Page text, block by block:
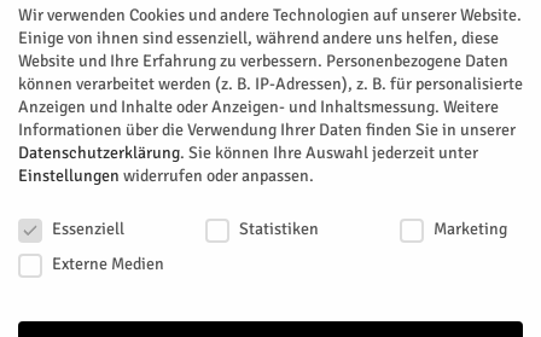
« Alle Veranstaltungen
Diese Veranstaltung hat bereits stattgefunden.
Die Fabelmans
Wir verwenden Cookies und andere Technologien auf unserer Website.
Einige von ihnen sind essenziell, während andere uns helfen, diese
Website und Ihre Erfahrung zu verbessern. Personenbezogene Daten
können verarbeitet werden (z. B. IP-Adressen), z. B. für personalisierte
Anzeigen und Inhalte oder Anzeigen- und Inhaltsmessung. Weitere
Informationen über die Verwendung Ihrer Daten finden Sie in unserer
Datenschutzerklärung. Sie können Ihre Auswahl jederzeit unter
Einstellungen widerrufen oder anpassen.
Essenziell
Statistiken
Marketing
Externe Medien